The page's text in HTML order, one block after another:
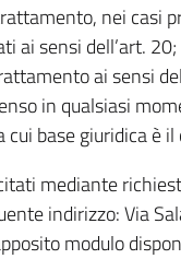
nei casi
ai sensi dell’art. 20;
ai sensi
in qualsiasi
base giuridica è il
mediante
indirizzo: Via
modulo